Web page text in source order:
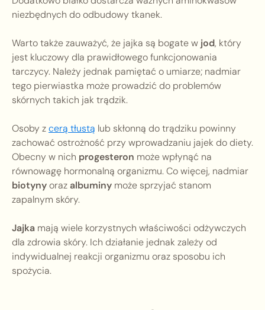
niezbędnych do odbudowy tkanek.
Warto także zauważyć, że jajka są bogate w jod, który
jest kluczowy dla prawidłowego funkcjonowania
tarczycy. Należy jednak pamiętać o umiarze; nadmiar
tego pierwiastka może prowadzić do problemów
skórnych takich jak trądzik.
Osoby zcerą tłustą lub skłonną do trądziku powinny
zachować ostrożność przy wprowadzaniu jajek do diety.
Obecny w nich progesteron może wpłynąć na
równowagę hormonalną organizmu. Co więcej, nadmiar
biotynyorazalbuminy może sprzyjać stanom
zapalnym skóry.
Jajka mają wiele korzystnych właściwości odżywczych
dla zdrowia skóry. Ich działanie jednak zależy od
indywidualnej reakcji organizmu oraz sposobu ich
spożycia.